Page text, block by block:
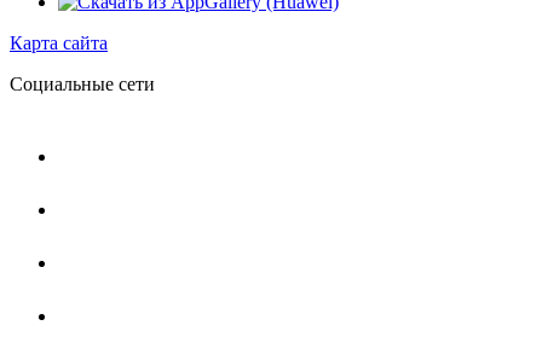
Карта сайта
Социальные сети